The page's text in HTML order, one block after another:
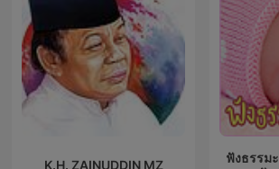
K.H. ZAINUDDIN MZ
ฟังธรรม